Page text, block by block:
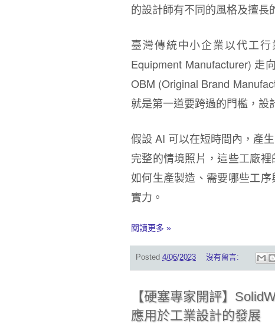
的設計師有不同的風格及擅長
臺灣傳統中小企業以代工
Equipment Manufacturer) 走
OBM (Original Brand
就是第一道要跨過的門檻，設
假設 AI 可以在短時間內，產
完整的情境照片，這些工廠
如何生產製造、需要哪些工
實力。
閱讀更多 »
Posted 4/06/2023 沒有留言:
【硬塞專家開評】
應用於工業設計的發展